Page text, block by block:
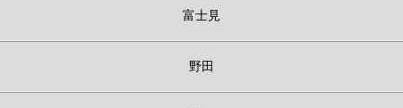
富士見
野田